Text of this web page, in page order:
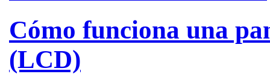
Cómo funciona una
(LCD)